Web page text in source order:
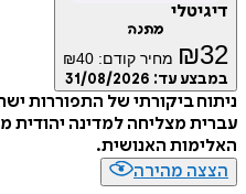
דיגיטלי
מתנה
₪32 מחיר קודם: ₪40
במבצע עד: 31/08/2026
ניתוח ביקורתי של התפוררות
עברית מצליחה למדינה
האלימות האנושית.
הצצה מהירה